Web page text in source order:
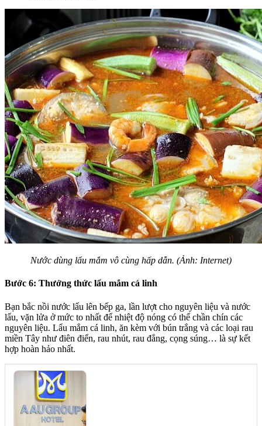
Nước dùng lẩu mắm vô cùng hấp dẫn. (Ảnh: Internet)
Bước 6: Thưởng thức lẩu mắm cá linh
Bạn bắc nồi nước lẩu lên bếp ga, lần lượt cho nguyên liệu và nước
lẩu, vặn lửa ở mức to nhất để nhiệt độ nóng có thể chần chín các
nguyên liệu. Lẩu mắm cá linh, ăn kèm với bún trắng và các loại rau
miền Tây như điên điển, rau nhút, rau đắng, cọng súng… là sự kết
hợp hoàn hảo nhất.